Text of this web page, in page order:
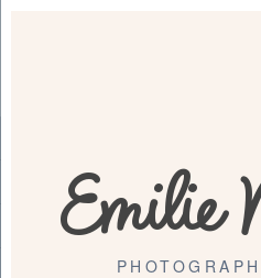
Emilie